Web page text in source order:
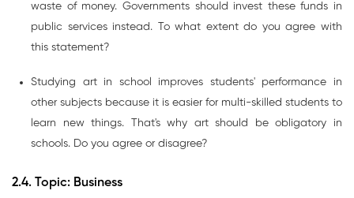
waste of money. Governments should invest these funds in
public services instead. To what extent do you agree with
this statement?
Studying art in school improves students' performance in
other subjects because it is easier for multi-skilled students to
learn new things. That's why art should be obligatory in
schools. Do you agree or disagree?
2.4. Topic: Business